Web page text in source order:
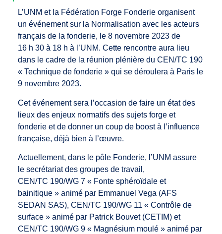
L’UNM et la Fédération Forge Fonderie organisent
un événement sur la Normalisation avec les acteurs
français de la fonderie, le 8 novembre 2023 de
16 h 30 à 18 h à l’UNM. Cette rencontre aura lieu
dans le cadre de la réunion plénière du CEN/TC 190
« Technique de fonderie » qui se déroulera à Paris le
9 novembre 2023.
Cet événement sera l’occasion de faire un état des
lieux des enjeux normatifs des sujets forge et
fonderie et de donner un coup de boost à l’influence
française, déjà bien à l’œuvre.
Actuellement, dans le pôle Fonderie, l’UNM assure
le secrétariat des groupes de travail,
CEN/TC 190/WG 7 « Fonte sphéroïdale et
bainitique » animé par Emmanuel Vega (AFS
SEDAN SAS), CEN/TC 190/WG 11 « Contrôle de
surface » animé par Patrick Bouvet (CETIM) et
CEN/TC 190/WG 9 « Magnésium moulé » animé par